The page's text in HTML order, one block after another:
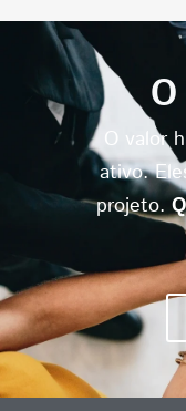
O valor
ativo.
projeto.